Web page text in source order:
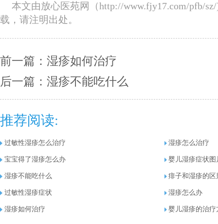
本文由放心医苑网（http://www.fjy17.com/pfb/
载，请注明出处。
前一篇： 湿疹如何治疗
后一篇： 湿疹不能吃什么
推荐阅读:
过敏性湿疹怎么治疗
宝宝得了湿疹怎么办
湿疹不能吃什么
过敏性湿疹症状
湿疹如何治疗
湿疹怎么治疗
婴儿湿疹症状图
痱子和湿疹的区
湿疹怎么办
婴儿湿疹的治疗